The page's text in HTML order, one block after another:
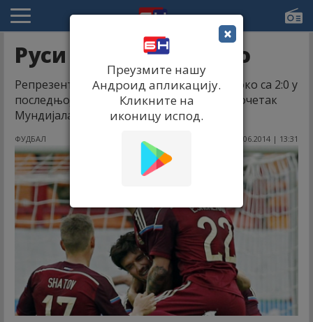
Руси добили Мароко
Репрезентација Русије савладала је Мароко са 2:0 у
последњој припремној утакмици пред почетак
Мундијала у Бразилу.
ФУДБАЛ 07.06.2014 | 13:31
×
Преузмите нашу
Андроид апликацију.
Кликните на
иконицу испод.